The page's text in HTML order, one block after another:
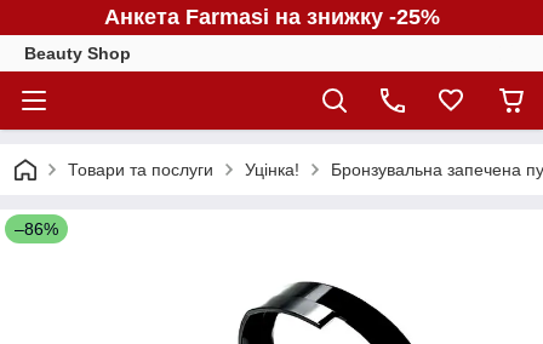
Анкета Farmasi на знижку -25%
Beauty Shop
Товари та послуги Уцінка! Бронзувальна запечена
–86%